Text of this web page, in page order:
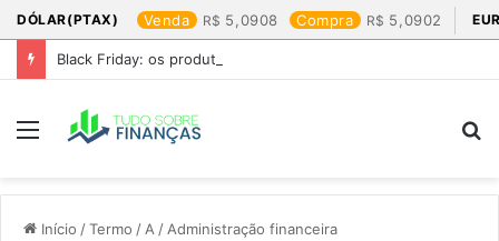
DÓLAR(PTAX) Venda 5,0908 Compra 5,0902
Black Friday: os produtos que mais valem a pena
Menu
Início /Termo / A / Administração financeira